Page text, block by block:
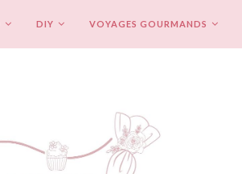
DIY VOYAGES GOURMANDS